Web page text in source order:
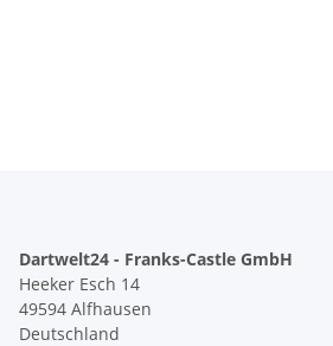
Dartwelt24 - Franks-Castle GmbH
Heeker Esch 14
49594 Alfhausen
Deutschland